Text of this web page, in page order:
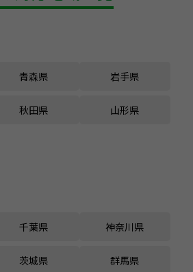
青森県 岩手県
秋田県 山形県
千葉県 神奈川県
茨城県 群馬県